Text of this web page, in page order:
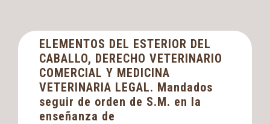
ELEMENTOS DEL ESTERIOR DEL
CABALLO, DERECHO VETERINARIO
COMERCIAL Y MEDICINA
VETERINARIA LEGAL. Mandados
seguir de orden de S.M. en la
enseñanza de